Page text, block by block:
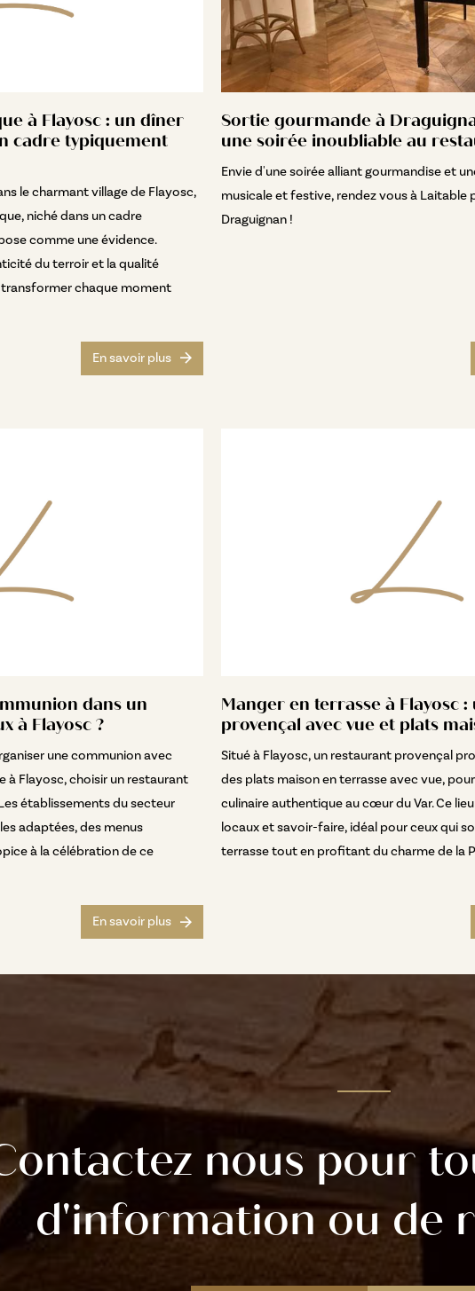
à Flayosc : un dîner
cadre typiquement
le charmant village de Flayosc,
niché dans un cadre
comme une évidence.
du terroir et la qualité
chaque moment
En savoir plus
Sortie gourmande à
une soirée inoubliable au
Envie d'une soirée alliant gourmandise et
musicale et festive, rendez vous à Laitable
Draguignan !
dans un
à Flayosc ?
une communion avec
Flayosc, choisir un restaurant
établissements du secteur
adaptées, des menus
à la célébration de ce
En savoir plus
Manger en terrasse à Flayosc
provençal avec vue et plats
Situé à Flayosc, un restaurant provençal
des plats maison en terrasse avec vue,
culinaire authentique au cœur du Var. Ce
locaux et savoir-faire, idéal pour ceux qui
terrasse tout en profitant du charme de la
nous pour
d'information ou de